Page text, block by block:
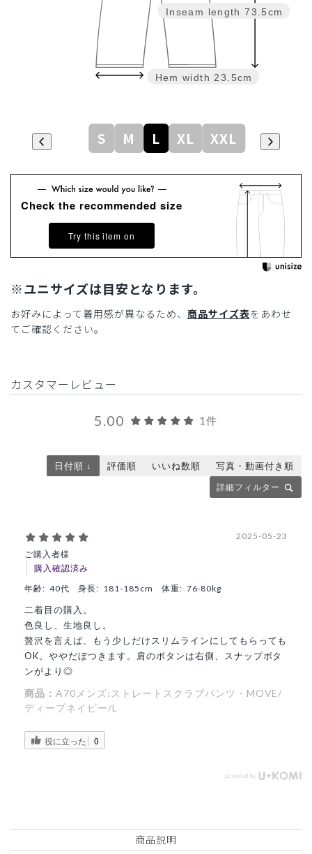
Inseam length 73.5cm
Hem width 23.5cm
S M L XL XXL
Check the recommended size
Try this item on
※ユニサイズは目安となります。
お好みによって着用感が異なるため、 商品サイズ表をあわせ
てご確認ください。
カスタマーレビュー
5.00 1件
詳細フィルター
日付順 ↓ 評価順 いいね数順 写真・動画付き順
ご購入者様
購入確認済み
2025-05-23
年齢: 40代 身長: 181-185cm 体重: 76-80kg
二着目の購入。
色良し、生地良し。
贅沢を言えば、もう少しだけスリムラインにしてもらっても
OK。ややだぼつきます。肩のボタンは右側、スナップボタ
ンがより◎
商品： A70メンズ:ストレートスクラブパンツ・MOVE/
ディープネイビー/L
役に立った 0
商品説明